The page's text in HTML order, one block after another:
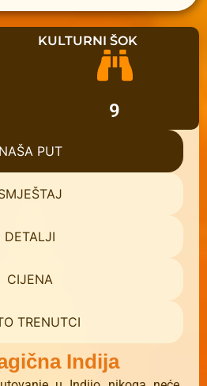
KULTURNI ŠOK
9
NAŠA PUT
DETALJI
CIJENA
TRENUTCI
Indija